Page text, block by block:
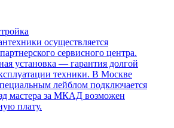
осуществляется
сервисного центра.
установка — гарантия долгой
техники. В Москве
лейблом подключается
мастера за МКАД возможен
плату.